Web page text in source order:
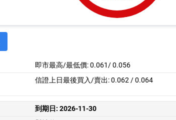
即市最高/最低價:0.061 /0.056
信證上日最後買入/賣出: 0.062 / 0.064
到期日: 2026-11-30